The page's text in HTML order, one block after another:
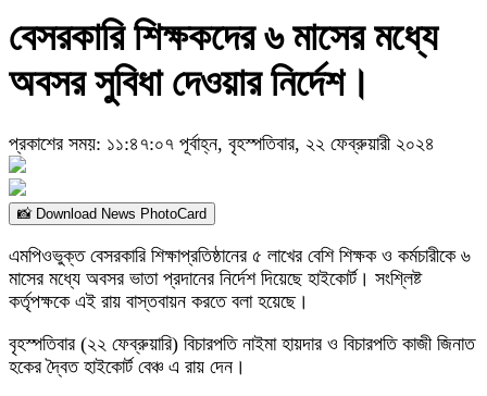
বেসরকারি শিক্ষকদের ৬ মাসের মধ্যে
অবসর সুবিধা দেওয়ার নির্দেশ।
প্রকাশের সময়: ১১:৪৭:০৭ পূর্বাহ্ন, বৃহস্পতিবার, ২২ ফেব্রুয়ারী ২০২৪
📸 Download News PhotoCard
এমপিওভুক্ত বেসরকারি শিক্ষাপ্রতিষ্ঠানের ৫ লাখের বেশি শিক্ষক ও কর্মচারীকে ৬
মাসের মধ্যে অবসর ভাতা প্রদানের নির্দেশ দিয়েছে হাইকোর্ট। সংশ্লিষ্ট
কর্তৃপক্ষকে এই রায় বাস্তবায়ন করতে বলা হয়েছে।
বৃহস্পতিবার (২২ ফেব্রুয়ারি) বিচারপতি নাইমা হায়দার ও বিচারপতি কাজী জিনাত
হকের দ্বৈত হাইকোর্ট বেঞ্চ এ রায় দেন।